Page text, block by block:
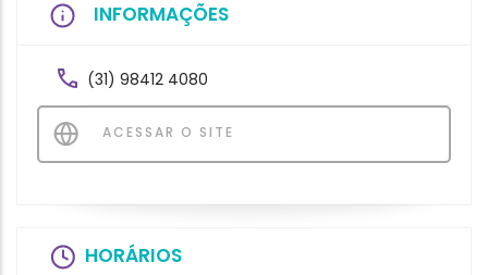
INFORMAÇÕES
(31) 98412 4080
ACESSAR O SITE
HORÁRIOS